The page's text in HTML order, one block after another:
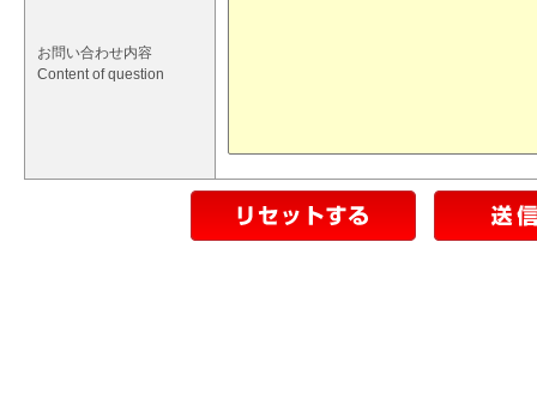
お問い合わせ内容
Content of question